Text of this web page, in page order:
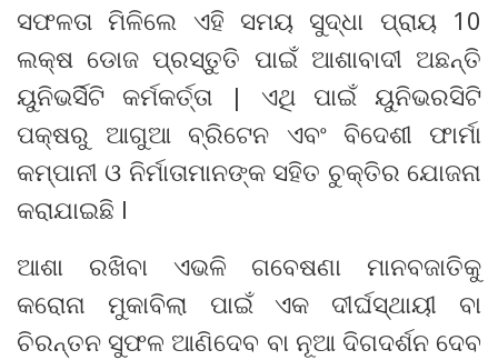
ସଫଳତା ମିଳିଲେ ଏହି ସମୟ ସୁଦ୍ଧା ପ୍ରାୟ 10
ଲକ୍ଷ ଡୋଜ ପ୍ରସ୍ତୁତି ପାଇଁ ଆଶାବାଦୀ ଅଛନ୍ତି
ୟୁନିଭର୍ସିଟି କର୍ମକର୍ତ୍ତା | ଏଥି ପାଇଁ ୟୁନିଭରସିଟି
ପକ୍ଷରୁ ଆଗୁଆ ବ୍ରିଟେନ ଏବଂ ବିଦେଶୀ ଫାର୍ମା
କମ୍ପାନୀ ଓ ନିର୍ମାତାମାନଙ୍କ ସହିତ ଚୁକ୍ତିର ଯୋଜନା
କରାଯାଇଛି l
ଆଶା ରଖିବା ଏଭଳି ଗବେଷଣା ମାନବଜାତିକୁ
କରୋନା ମୁକାବିଲା ପାଇଁ ଏକ ଦୀର୍ଘସ୍ଥାୟୀ ବା
ଚିରନ୍ତନ ସୁଫଳ ଆଣିଦେବ ବା ନୂଆ ଦିଗଦର୍ଶନ ଦେବ